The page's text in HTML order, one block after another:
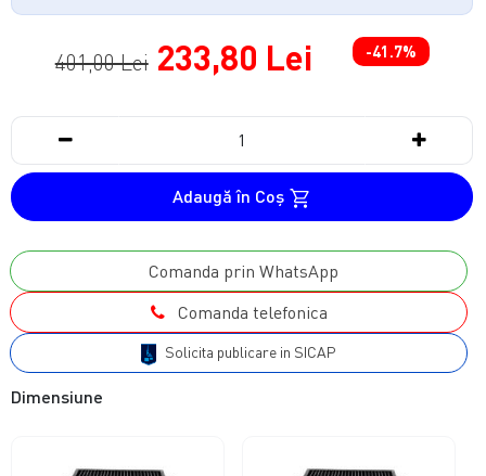
401,00 Lei 233,80 Lei -41.7%
Adaugă în Coş
Comanda prin WhatsApp
Comanda telefonica
Solicita publicare in SICAP
Dimensiune